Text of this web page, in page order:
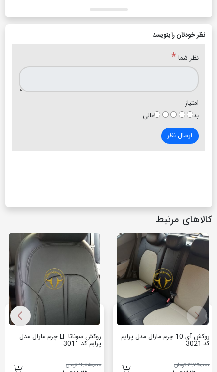
نظر خودتان را بنویسد
نظر شما *
امتیاز
بد
عالی
ارسال نظر
کالاهای مرتبط
روکش آی 10 چرم مارال مدل پرایم
کد 3021
۱۳٬۷۵۰٬۰۰۰ تومان
روکش سوناتا LF چرم مارال مدل
پرایم کد 3011
۱۶٬۸۵۰٬۰۰۰ تومان